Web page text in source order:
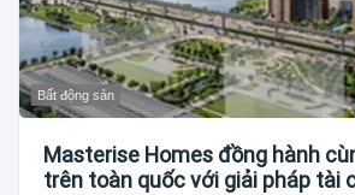
Bất động sản
Masterise Homes đồng hành
trên toàn quốc với giải pháp tài